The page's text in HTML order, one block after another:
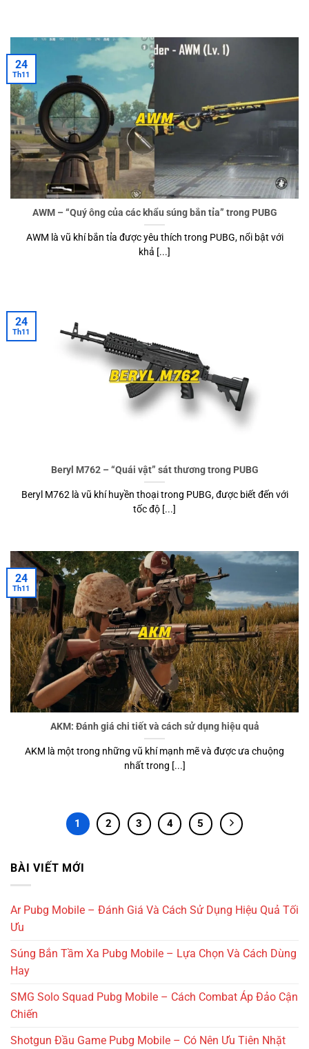
AWM – “Quý ông của các khẩu súng bắn tỉa” trong PUBG
AWM là vũ khí bắn tỉa được yêu thích trong PUBG, nổi bật với
khả [...]
24
Th11
Beryl M762 – “Quái vật” sát thương trong PUBG
Beryl M762 là vũ khí huyền thoại trong PUBG, được biết đến với
tốc độ [...]
24
Th11
AKM: Đánh giá chi tiết và cách sử dụng hiệu quả
AKM là một trong những vũ khí mạnh mẽ và được ưa chuộng
nhất trong [...]
24
Th11
1 2 3 4 5
BÀI VIẾT MỚI
Ar Pubg Mobile – Đánh Giá Và Cách Sử Dụng Hiệu Quả Tối
Ưu
Súng Bắn Tầm Xa Pubg Mobile – Lựa Chọn Và Cách Dùng
Hay
SMG Solo Squad Pubg Mobile – Cách Combat Áp Đảo Cận
Chiến
Shotgun Đầu Game Pubg Mobile – Có Nên Ưu Tiên Nhặt